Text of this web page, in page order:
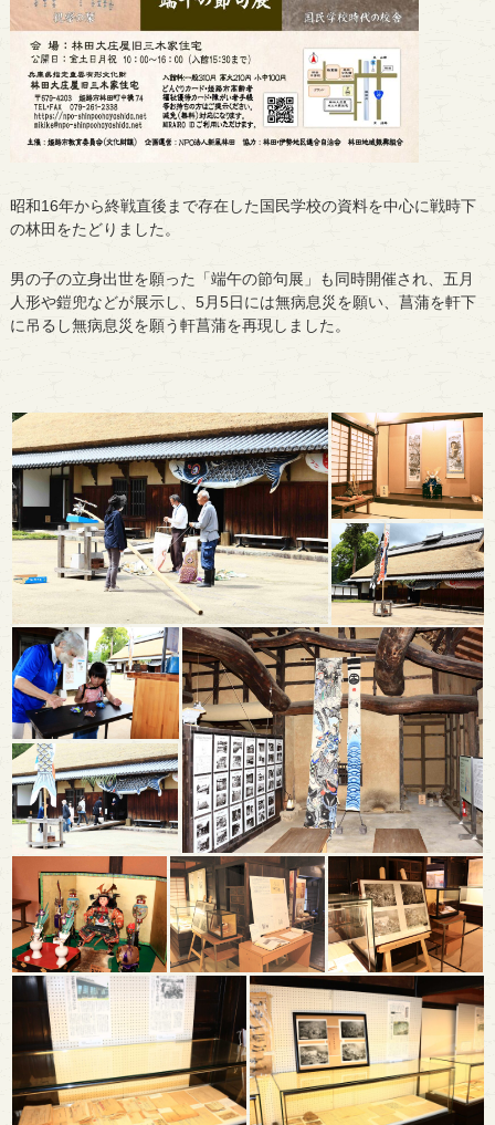
昭和16年から終戦直後まで存在した国民学校の資料を中心に戦時下
の林田をたどりました。
男の子の立身出世を願った「端午の節句展」も同時開催され、五月
人形や鎧兜などが展示し、5月5日には無病息災を願い、菖蒲を軒下
に吊るし無病息災を願う軒菖蒲を再現しました。